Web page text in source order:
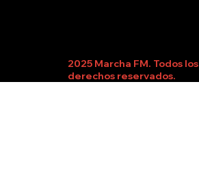
2025 Marcha FM. Todos los
derechos reservados.